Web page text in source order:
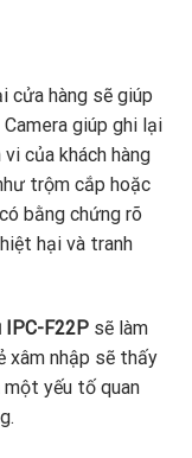
cửa hàng sẽ giúp
giúp ghi lại
của khách hàng
trộm cắp hoặc
bằng chứng rõ
hại và tranh
IPC-F22P sẽ làm
xâm nhập sẽ thấy
yếu tố quan